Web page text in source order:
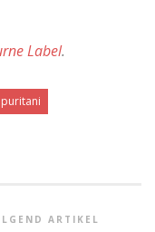
Label.
ARTIKEL